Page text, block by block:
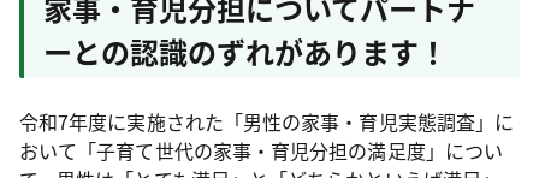
ーとの認識のずれがあります！
令和7年度に実施された「男性の家事・育児実態調査」に
おいて「子育て世代の家事・育児分担の満足度」につい